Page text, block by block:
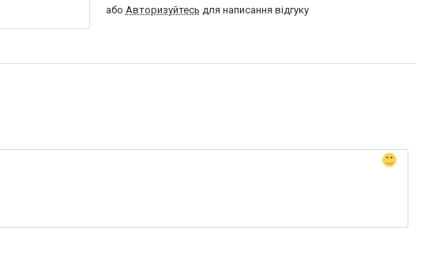
або Авторизуйтесь для написання відгуку